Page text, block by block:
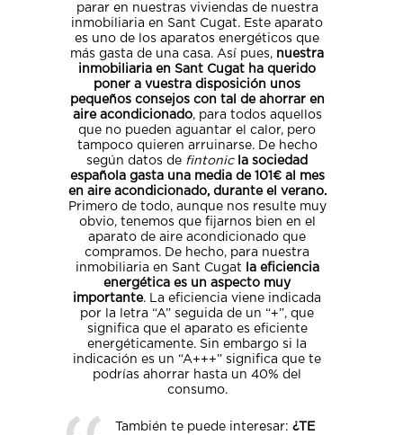
parar en nuestras viviendas de nuestra
inmobiliaria en Sant Cugat. Este aparato
es uno de los aparatos energéticos que
más gasta de una casa. Así pues, nuestra
inmobiliaria en Sant Cugat ha querido
poner a vuestra disposición unos
pequeños consejos con tal de ahorrar en
aire acondicionado, para todos aquellos
que no pueden aguantar el calor, pero
tampoco quieren arruinarse. De hecho
según datos de fintonicla sociedad
española gasta una media de 101€ al mes
en aire acondicionado, durante el verano.
Primero de todo, aunque nos resulte muy
obvio, tenemos que fijarnos bien en el
aparato de aire acondicionado que
compramos. De hecho, para nuestra
inmobiliaria en Sant Cugat
la eficiencia
energética es un aspecto muy
importante. La eficiencia viene indicada
por la letra “A” seguida de un “+”, que
significa que el aparato es eficiente
energéticamente. Sin embargo si la
indicación es un “A+++” significa que te
podrías ahorrar hasta un 40% del
consumo.
También te puede interesar: ¿TE